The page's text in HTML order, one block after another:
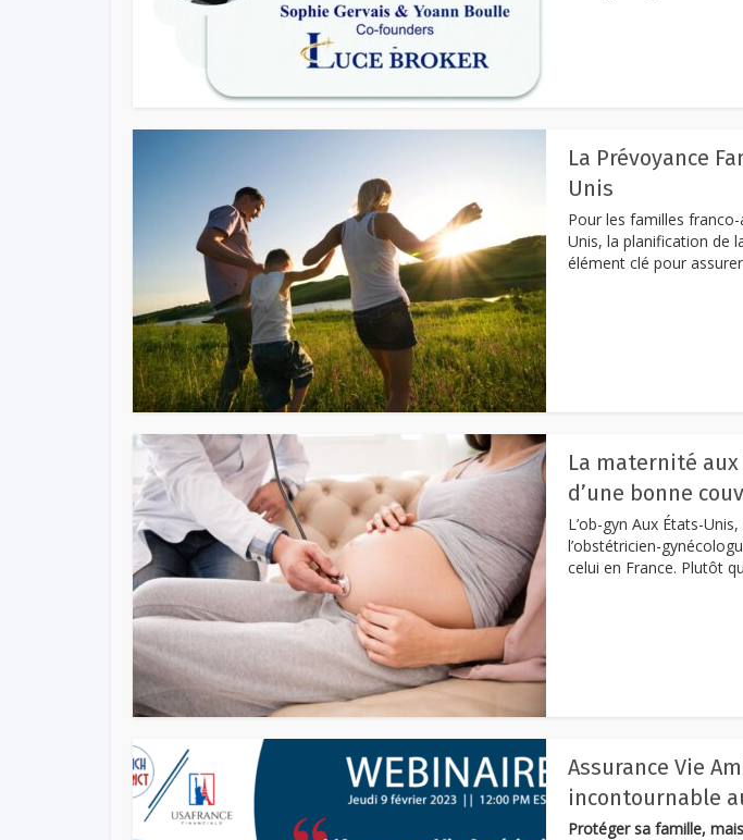
La Prévoyance
Unis
Pour les familles
Unis, la planification de
élément clé pour
La maternité aux
d’une bonne
L’ob-gyn Aux États-
l’obstétricien-
celui en France. Plutôt
Assurance Vie
incontournable
Protéger sa famille,